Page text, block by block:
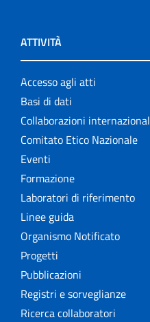
ATTIVITÀ
Accesso agli atti
Basi di dati
Collaborazioni
Comitato Etico Nazionale
Eventi
Formazione
Laboratori di riferimento
Linee guida
Organismo Notificato
Progetti
Pubblicazioni
Registri e sorveglianze
Ricerca collaboratori